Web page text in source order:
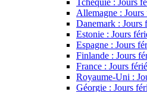
Allemagne : Jours
Danemark : Jours
Estonie : Jours
Espagne : Jours
Finlande : Jours
France : Jours
Royaume-Uni :
Géorgie : Jours